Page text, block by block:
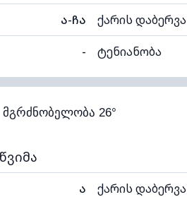
ა-ჩა ქარის დაბერვა
- ტენიანობა
90% (კომფორტული) ღრუბლიანობა
20°C ხილვადობა
4 (მკრთალი)
მგრძნობელობა 26°
ა ქარის დაბერვა